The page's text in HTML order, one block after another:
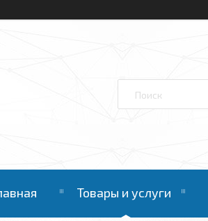
Товары и услуги